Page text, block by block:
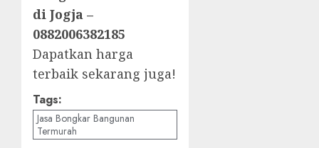
di Jogja –
0882006382185
Dapatkan harga
terbaik sekarang juga!
Tags:
Jasa Bongkar Bangunan
Termurah